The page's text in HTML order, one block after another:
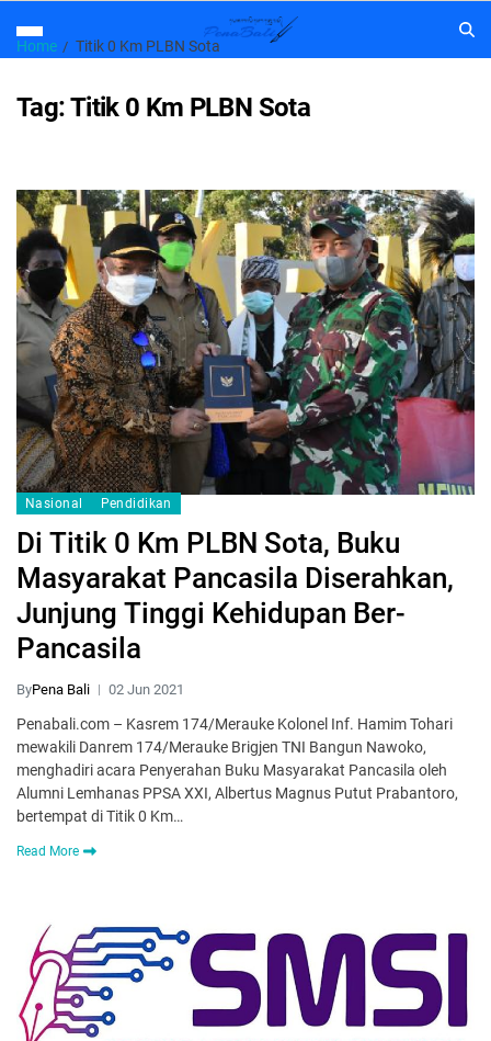
Home Titik 0 Km PLBN Sota
Tag:Titik 0 Km PLBN Sota
Nasional Pendidikan
Di Titik 0 Km PLBN Sota, Buku
Masyarakat Pancasila Diserahkan,
Junjung Tinggi Kehidupan Ber-
Pancasila
ByPena Bali 02 Jun 2021
Penabali.com – Kasrem 174/Merauke Kolonel Inf. Hamim Tohari
mewakili Danrem 174/Merauke Brigjen TNI Bangun Nawoko,
menghadiri acara Penyerahan Buku Masyarakat Pancasila oleh
Alumni Lemhanas PPSA XXI, Albertus Magnus Putut Prabantoro,
bertempat di Titik 0 Km…
Read More